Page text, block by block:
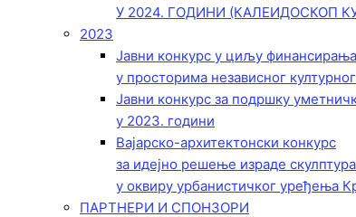
У 2024. ГОДИНИ (КАЛЕИДОСКОП
2023
Јавни конкурс у циљу
у просторима независног
Јавни конкурс за подршку
у 2023. години
Вајарско-архитектонски конкурс
за идејно решење израде
у оквиру урбанистичког уређења
ПАРТНЕРИ И СПОНЗОРИ